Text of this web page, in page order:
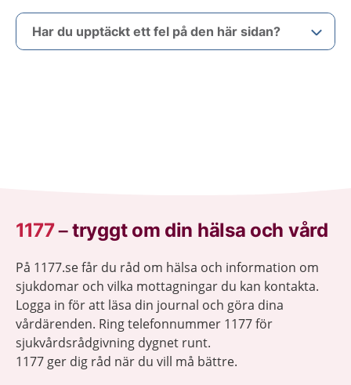
Har du upptäckt ett fel på den här sidan?
1177–tryggt om din hälsa och vård
På 1177.se får du råd om hälsa och information om
sjukdomar och vilka mottagningar du kan kontakta.
Logga in för att läsa din journal och göra dina
vårdärenden. Ring telefonnummer 1177 för
sjukvårdsrådgivning dygnet runt.
1177 ger dig råd när du vill må bättre.